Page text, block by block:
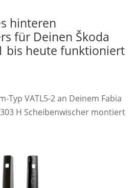
hinteren
für Deinen Škoda
bis heute funktioniert
Typ VATL5-2 an Deinem Fabia
H Scheibenwischer montiert